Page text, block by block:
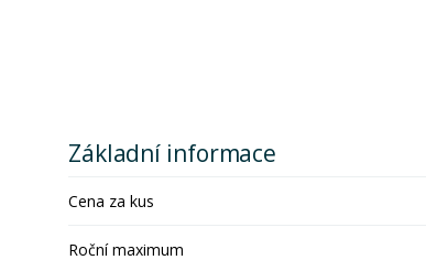
Základní informace
Cena za kus
Roční maximum